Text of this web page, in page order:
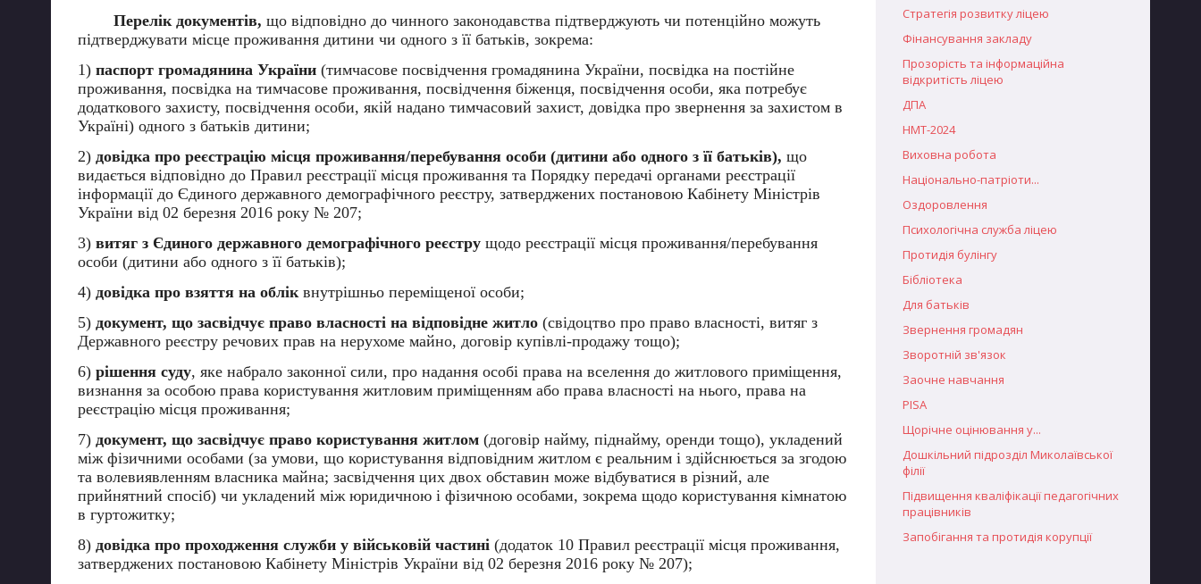
Перелік документів, що відповідно до чинного законодавства підтверджують чи потенційно можуть
підтверджувати місце проживання дитини чи одного з її батьків, зокрема:
1) паспорт громадянина України (тимчасове посвідчення громадянина України, посвідка на постійне
проживання, посвідка на тимчасове проживання, посвідчення біженця, посвідчення особи, яка потребує
додаткового захисту, посвідчення особи, якій надано тимчасовий захист, довідка про звернення за захистом в
Україні) одного з батьків дитини;
2) довідка про реєстрацію місця проживання/перебування особи (дитини або одного з її батьків), що
видається відповідно до Правил реєстрації місця проживання та Порядку передачі органами реєстрації
інформації до Єдиного державного демографічного реєстру, затверджених постановою Кабінету Міністрів
України від 02 березня 2016 року № 207;
3) витяг з Єдиного державного демографічного реєстру щодо реєстрації місця проживання/перебування
особи (дитини або одного з її батьків);
4) довідка про взяття на обліквнутрішньо переміщеної особи;
5) документ, що засвідчує право власності на відповідне житло (свідоцтво про право власності, витяг з
Державного реєстру речових прав на нерухоме майно, договір купівлі-продажу тощо);
6) рішення суду, яке набрало законної сили, про надання особі права на вселення до житлового приміщення,
визнання за особою права користування житловим приміщенням або права власності на нього, права на
реєстрацію місця проживання;
7) документ, що засвідчує право користування житлом (договір найму, піднайму, оренди тощо), укладений
між фізичними особами (за умови, що користування відповідним житлом є реальним і здійснюється за згодою
та волевиявленням власника майна; засвідчення цих двох обставин може відбуватися в різний, але
прийнятний спосіб) чи укладений між юридичною і фізичною особами, зокрема щодо користування кімнатою
в гуртожитку;
8) довідка про проходження служби у військовій частині (додаток 10 Правил реєстрації місця проживання,
затверджених постановою Кабінету Міністрів України від 02 березня 2016 року № 207);
Стратегія розвитку ліцею
Фінансування закладу
Прозорість та інформаційна
відкритість ліцею
ДПА
НМТ-2024
Виховна робота
Національно-патріоти...
Оздоровлення
Психологічна служба ліцею
Протидія булінгу
Бібліотека
Для батьків
Звернення громадян
Зворотній зв'язок
Заочне навчання
PISA
Щорічне оцінювання у...
Дошкільний підрозділ Миколаївської
філії
Підвищення кваліфікації педагогічних
працівників
Запобігання та протидія корупції